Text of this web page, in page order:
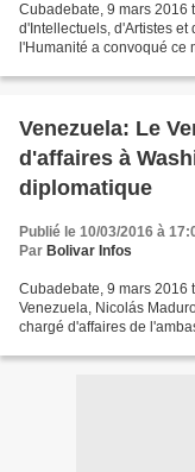
Cubadebate, 9 mars 2016
d'Intellectuels, d'Artistes
l'Humanité a convoqué
Venezuela: Le
d'affaires à
diplomatique
Publié le 10/03/2016 à
Par Bolivar Infos
Cubadebate, 9 mars 2016
Venezuela, Nicolás
chargé d'affaires de